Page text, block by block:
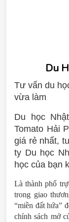
Du
Tư vấn du
vừa làm
Du học
Tomato Hải
giá rẻ nhất,
ty Du học
học của bạn
Là thành phố
trong giao
“miền đất hứa”
chính sách mở